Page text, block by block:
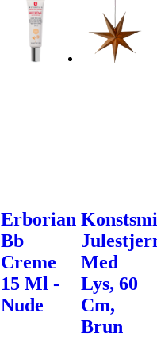
Erborian
Bb
Creme
15 Ml -
Nude
Med
Lys, 60
Cm,
Brun